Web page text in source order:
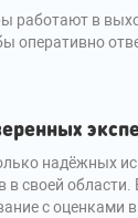
работают в
оперативно
надёжных
в своей
с оценками